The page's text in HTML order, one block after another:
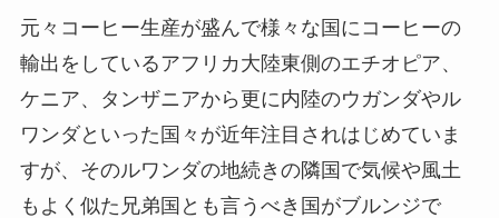
元々コーヒー生産が盛んで様々な国にコーヒーの
輸出をしているアフリカ大陸東側のエチオピア、
ケニア、タンザニアから更に内陸のウガンダやル
ワンダといった国々が近年注目されはじめていま
すが、そのルワンダの地続きの隣国で気候や風土
もよく似た兄弟国とも言うべき国がブルンジで